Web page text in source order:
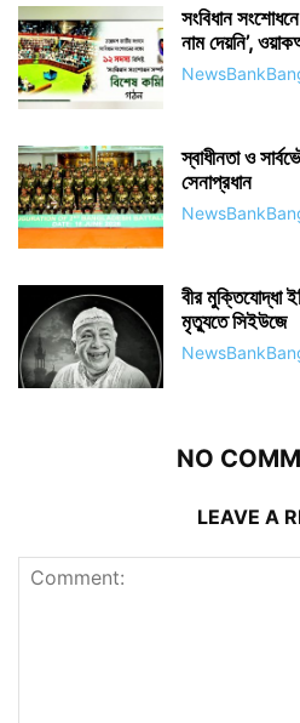
সংবিধান
নাম দেয়নি’,
স্বাধীনতা ও
সেনাপ্রধান
বীর মুক্তিযোদ্ধা
মৃত্যুতে সিইউজে
NO
LEAVE A